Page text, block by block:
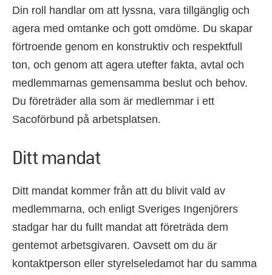
Din roll handlar om att lyssna, vara tillgänglig och
agera med omtanke och gott omdöme. Du skapar
förtroende genom en konstruktiv och respektfull
ton, och genom att agera utefter fakta, avtal och
medlemmarnas gemensamma beslut och behov.
Du företräder alla som är medlemmar i ett
Sacoförbund på arbetsplatsen.
Ditt mandat
Ditt mandat kommer från att du blivit vald av
medlemmarna, och enligt Sveriges Ingenjörers
stadgar har du fullt mandat att företräda dem
gentemot arbetsgivaren. Oavsett om du är
kontaktperson eller styrelseledamot har du samma